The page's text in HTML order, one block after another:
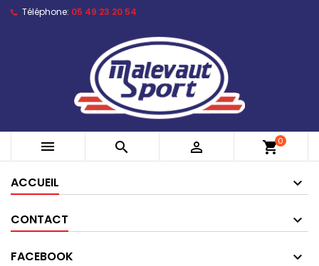
Téléphone: 05 49 23 20 54
   shopping_cart0
ACCUEIL
CONTACT
FACEBOOK